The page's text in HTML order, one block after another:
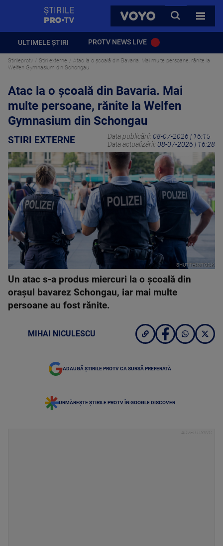
VOYO
CAUTA
TOATE
ULTIMELE ȘTIRI PROTV NEWS LIVE
Stirileprotv Stiri externe
Atac la o școală din Bavaria. Mai multe persoane, rănite la
Welfen Gymnasium din Schongau
Atac la o școală din Bavaria. Mai
multe persoane, rănite la Welfen
Gymnasium din Schongau
STIRI EXTERNE Data publicării: 08-07-2026 | 16:15
Data actualizării: 08-07-2026 | 16:28
SHUTTERSTOCK
Un atac s-a produs miercuri la o școală din
orașul bavarez Schongau, iar mai multe
persoane au fost rănite.
MIHAI NICULESCU
ADAUGĂ ȘTIRILE PROTV CA SURSĂ PREFERATĂ
URMĂREȘTE ȘTIRILE PROTV ÎN GOOGLE DISCOVER